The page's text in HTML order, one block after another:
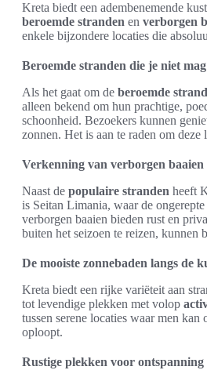
Kreta biedt een adembenemende
beroemde stranden en verborgen
enkele bijzondere locaties die
Beroemde stranden die je niet mag
Als het gaat om de beroemde
alleen bekend om hun prachtige,
schoonheid. Bezoekers kunnen
zonnen. Het is aan te raden om
Verkenning van verborgen baaien
Naast de populaire stranden heeft
is Seitan Limania, waar de
verborgen baaien bieden rust en
buiten het seizoen te reizen, kunnen
De mooiste zonnebaden langs de
Kreta biedt een rijke variëteit aan
tot levendige plekken met volop
tussen serene locaties waar men kan
oploopt.
Rustige plekken voor ontspanning